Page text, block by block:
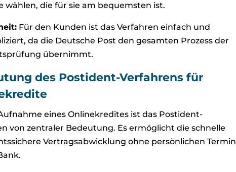
wählen, die für sie am bequemsten ist.
Für den Kunden ist das Verfahren einfach und
da die Deutsche Post den gesamten Prozess der
übernimmt.
des Postident-Verfahrens für
eines Onlinekredites ist das Postident-
von zentraler Bedeutung. Es ermöglicht die schnelle
Vertragsabwicklung ohne persönlichen Termin